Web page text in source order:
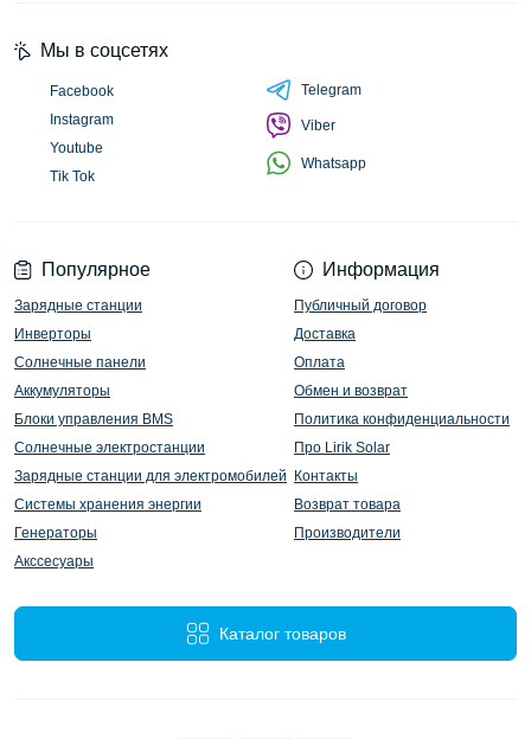
Популярное
Зарядные станции
Инверторы
Солнечные панели
Аккумуляторы
Блоки управления BMS
Солнечные электростанции
Зарядные станции для электромобилей
Системы хранения энергии
Генераторы
Акссесуары
Информация
Публичный договор
Доставка
Оплата
Обмен и возврат
Политика конфиденциальности
Про Lirik Solar
Контакты
Возврат товара
Производители
Каталог товаров
Мы в соцсетях
Facebook
Instagram
Youtube
Tik Tok
Telegram
Viber
Whatsapp